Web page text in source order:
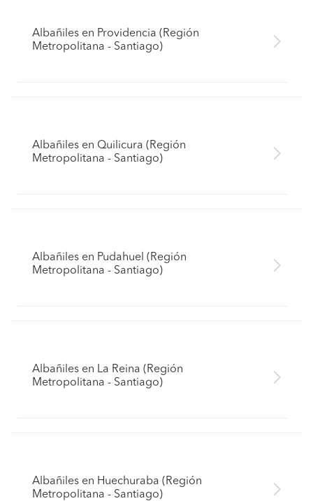
Albañiles en Providencia (Región
Metropolitana - Santiago)
Albañiles en Quilicura (Región
Metropolitana - Santiago)
Albañiles en Pudahuel (Región
Metropolitana - Santiago)
Albañiles en La Reina (Región
Metropolitana - Santiago)
Albañiles en Huechuraba (Región
Metropolitana - Santiago)